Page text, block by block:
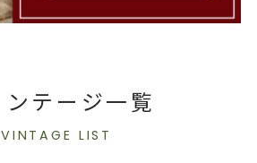
ンテージ一覧
VINTAGE LIST